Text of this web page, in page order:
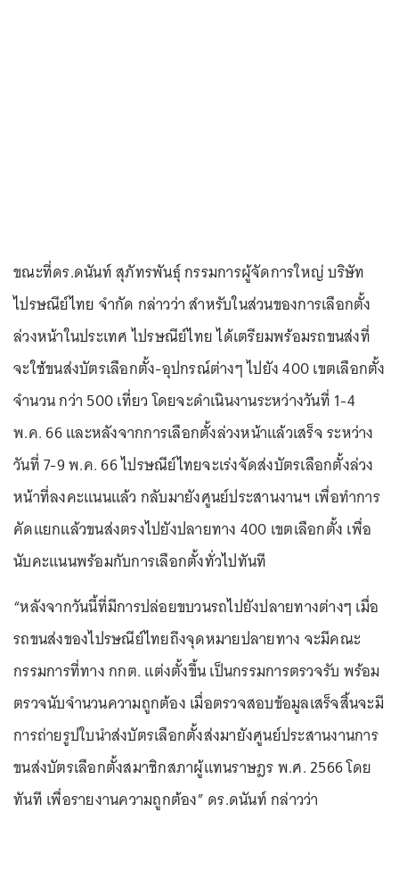
ขณะที่ดร.ดนันท์ สุภัทรพันธุ์ กรรมการผู้จัดการใหญ่ บริษัท
ไปรษณีย์ไทย จำกัด กล่าวว่า สำหรับในส่วนของการเลือกตั้ง
ล่วงหน้าในประเทศ ไปรษณีย์ไทย ได้เตรียมพร้อมรถขนส่งที่
จะใช้ขนส่งบัตรเลือกตั้ง-อุปกรณ์ต่างๆ ไปยัง 400 เขตเลือกตั้ง
จำนวน กว่า 500 เที่ยว โดยจะดำเนินงานระหว่างวันที่ 1-4
พ.ค. 66 และหลังจากการเลือกตั้งล่วงหน้าแล้วเสร็จ ระหว่าง
วันที่ 7-9 พ.ค. 66 ไปรษณีย์ไทยจะเร่งจัดส่งบัตรเลือกตั้งล่วง
หน้าที่ลงคะแนนแล้ว กลับมายังศูนย์ประสานงานฯ เพื่อทำการ
คัดแยกแล้วขนส่งตรงไปยังปลายทาง 400 เขตเลือกตั้ง เพื่อ
นับคะแนนพร้อมกับการเลือกตั้งทั่วไปทันที
“หลังจากวันนี้ที่มีการปล่อยขบวนรถไปยังปลายทางต่างๆ เมื่อ
รถขนส่งของไปรษณีย์ไทยถึงจุดหมายปลายทาง จะมีคณะ
กรรมการที่ทาง กกต. แต่งตั้งขึ้น เป็นกรรมการตรวจรับ พร้อม
ตรวจนับจำนวนความถูกต้อง เมื่อตรวจสอบข้อมูลเสร็จสิ้นจะมี
การถ่ายรูปใบนำส่งบัตรเลือกตั้งส่งมายังศูนย์ประสานงานการ
ขนส่งบัตรเลือกตั้งสมาชิกสภาผู้แทนราษฎร พ.ศ. 2566 โดย
ทันที เพื่อรายงานความถูกต้อง” ดร.ดนันท์ กล่าวว่า